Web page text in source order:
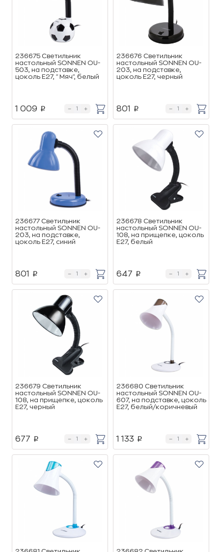
236675 Светильник
настольный SONNEN OU-
503, на подставке,
цоколь Е27, "Мяч", белый
1 009 p
236676 Светильник
настольный SONNEN OU-
203, на подставке,
цоколь Е27, черный
801 p
236677 Светильник
настольный SONNEN OU-
203, на подставке,
цоколь Е27, синий
801 p
236678 Светильник
настольный SONNEN OU-
108, на прищепке, цоколь
Е27, белый
647 p
236679 Светильник
настольный SONNEN OU-
108, на прищепке, цоколь
Е27, черный
677 p
236680 Светильник
настольный SONNEN OU-
607, на подставке, цоколь
Е27, белый/коричневый
1 133 p